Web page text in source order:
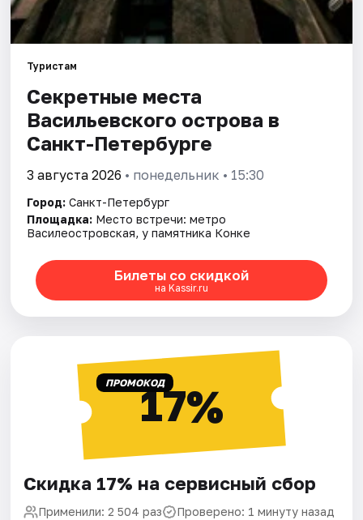
Туристам
Секретные места
Васильевского острова в
Санкт-Петербурге
3 августа 2026 • понедельник • 15:30
Город: Санкт-Петербург
Площадка: Место встречи: метро
Василеостровская, у памятника Конке
Билеты со скидкой
на Kassir.ru
ПРОМОКОД17%
Скидка 17% на сервисный сбор
Применили: 2 504 раз Проверено: 1 минуту назад